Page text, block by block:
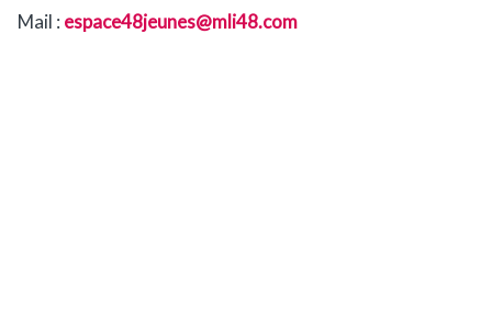
Mail : espace48jeunes@mli48.com